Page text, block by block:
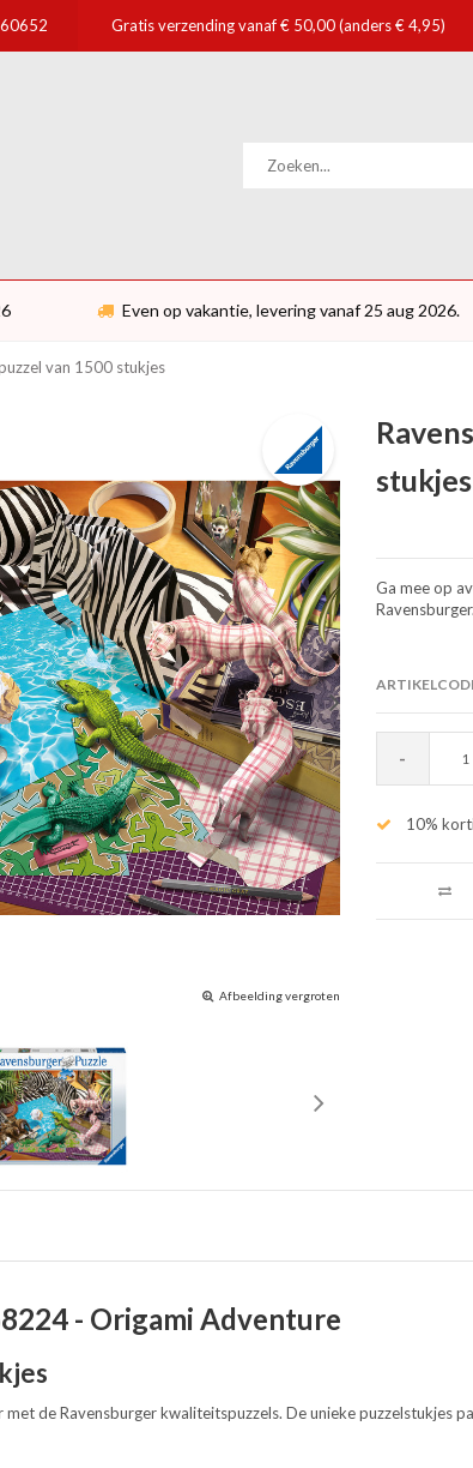
Gratis verzending vanaf € 50,00 (anders € 4,95)
Even op vakantie, levering vanaf 25 aug 2026.
van 1500 stukjes
Afbeelding vergroten
stukjes
Ga mee op
Ravensburger.
-
10%
- Origami Adventure
de Ravensburger kwaliteitspuzzels. De unieke puzzelstukjes